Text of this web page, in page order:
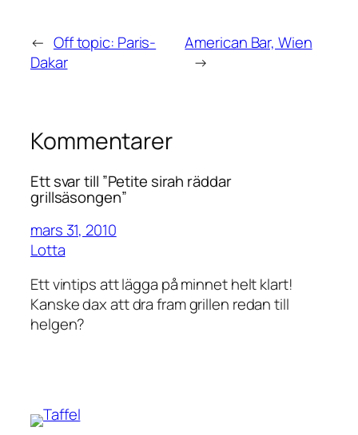
← Off topic: Paris-
Dakar
American Bar, Wien
→
Kommentarer
Ett svar till ”Petite sirah räddar
grillsäsongen”
mars 31, 2010
Lotta
Ett vintips att lägga på minnet helt klart!
Kanske dax att dra fram grillen redan till
helgen?